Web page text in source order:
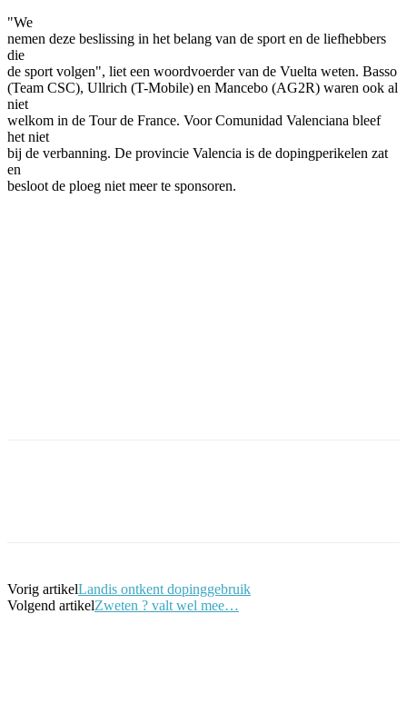
"We
nemen deze beslissing in het belang van de sport en de liefhebbers
die
de sport volgen", liet een woordvoerder van de Vuelta weten. Basso
(Team CSC), Ullrich (T-Mobile) en Mancebo (AG2R) waren ook al
niet
welkom in de Tour de France. Voor Comunidad Valenciana bleef
het niet
bij de verbanning. De provincie Valencia is de dopingperikelen zat
en
besloot de ploeg niet meer te sponsoren.
Vorig artikelLandis ontkent dopinggebruik
Volgend artikelZweten ? valt wel mee…